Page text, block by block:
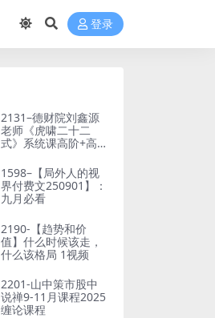
登录
2131–德财院刘鑫源
老师《虎啸二十二
式》系统课高阶+高
1598–【局外人的视
界付费文250901】：
九月必看
2190-【趋势和价
值】什么时候该走，
什么该格局 1视频
2201-山中策市股中
说禅9-11月课程2025
缠论课程